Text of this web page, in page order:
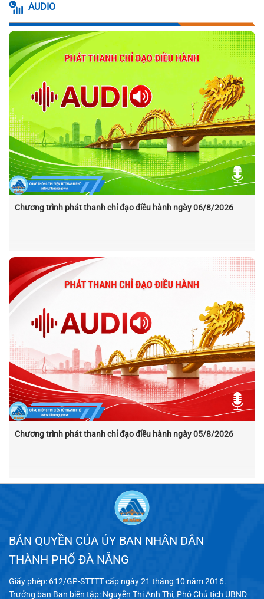
AUDIO
Chương trình phát thanh chỉ đạo điều hành ngày 06/8/2026
Chương trình phát thanh chỉ đạo điều hành ngày 05/8/2026
BẢN QUYỀN CỦA ỦY BAN NHÂN DÂN
THÀNH PHỐ ĐÀ NẴNG
Giấy phép: 612/GP-STTTT cấp ngày 21 tháng 10 năm 2016.
Trưởng ban Ban biên tập: Nguyễn Thị Anh Thi, Phó Chủ tịch UBND